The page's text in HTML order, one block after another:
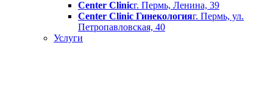
Center Clinicг. Пермь, Ленина, 39
Center Clinic Гинекологияг. Пермь, ул.
Петропавловская, 40
Услуги